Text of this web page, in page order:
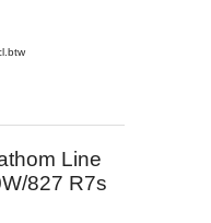
Line
827 R7s